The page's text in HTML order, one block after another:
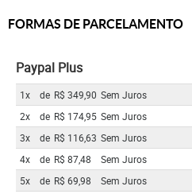
FORMAS DE PARCELAMENTO
Paypal Plus
1x de R$ 349,90 Sem Juros
2x
de R$ 174,95 Sem Juros
3x
de R$ 116,63 Sem Juros
4x
de R$ 87,48 Sem Juros
5x
de R$ 69,98 Sem Juros